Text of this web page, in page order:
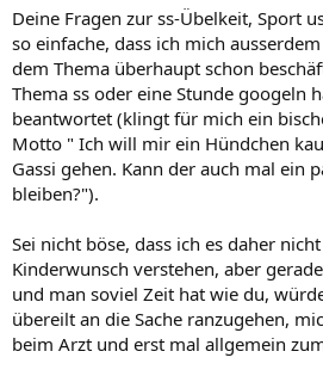
Deine Fragen zur ss-Übelkeit, Sport
so einfache, dass ich mich
dem Thema überhaupt schon
Thema ss oder eine Stunde googeln
beantwortet (klingt für mich ein
Motto " Ich will mir ein Hündchen
Gassi gehen. Kann der auch mal ein
bleiben?").
Sei nicht böse, dass ich es daher
Kinderwunsch verstehen, aber
und man soviel Zeit hat wie du,
übereilt an die Sache ranzugehen,
beim Arzt und erst mal allgemein